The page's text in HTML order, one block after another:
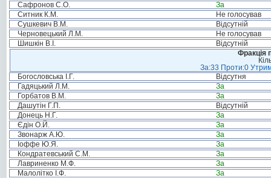
Сафронов С.О.
За
Ситник К.М.
Не голосував
Сушкевич В.М.
Відсутній
Черновецький Л.М.
Не голосував
Шишкін В.І.
Відсутній
Фракція
За:33 Проти:0
Богословська І.Г.
Відсутня
Гадяцький Л.М.
За
Горбатов В.М.
За
Дашутін Г.П.
Відсутній
Донець Н.Г.
За
Єдін О.Й.
За
Звонарж А.Ю.
За
Іоффе Ю.Я.
За
Кондратевський С.М.
За
Лавриненко М.Ф.
За
Малолітко І.Ф.
За